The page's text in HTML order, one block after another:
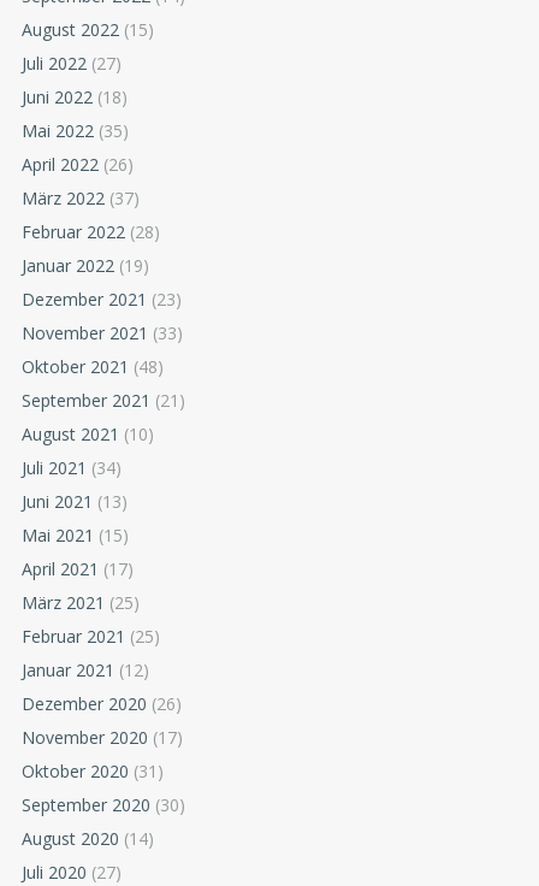
August 2022 (15)
Juli 2022 (27)
Juni 2022 (18)
Mai 2022 (35)
April 2022 (26)
März 2022 (37)
Februar 2022 (28)
Januar 2022 (19)
Dezember 2021 (23)
November 2021 (33)
Oktober 2021 (48)
September 2021 (21)
August 2021 (10)
Juli 2021 (34)
Juni 2021 (13)
Mai 2021 (15)
April 2021 (17)
März 2021 (25)
Februar 2021 (25)
Januar 2021 (12)
Dezember 2020 (26)
November 2020 (17)
Oktober 2020 (31)
September 2020 (30)
August 2020 (14)
Juli 2020 (27)